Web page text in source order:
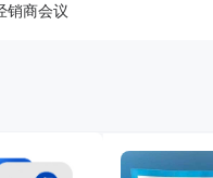
销商会议